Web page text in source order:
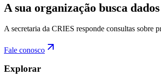
A sua organização busca
A secretaria da CRIES responde consultas sobre
Fale conosco
Explorar